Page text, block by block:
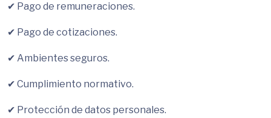
✔ Pago de remuneraciones.
✔ Pago de cotizaciones.
✔ Ambientes seguros.
✔ Cumplimiento normativo.
✔ Protección de datos personales.